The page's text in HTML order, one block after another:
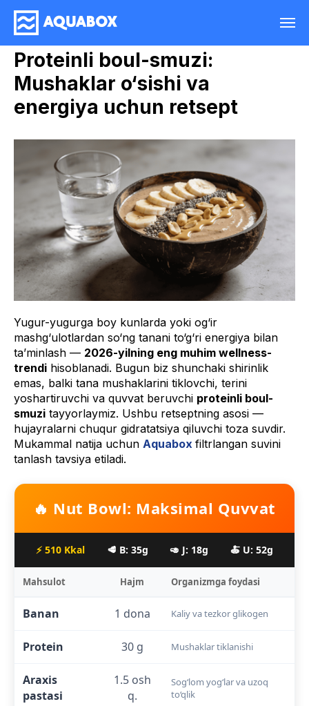
Proteinli boul-smuzi:
Mushaklar o‘sishi va
energiya uchun retsept
Yugur-yugurga boy kunlarda yoki og‘ir
mashg‘ulotlardan so‘ng tanani to‘g‘ri energiya bilan
ta’minlash — 2026-yilning eng muhim wellness-
trendi hisoblanadi. Bugun biz shunchaki shirinlik
emas, balki tana mushaklarini tiklovchi, terini
yoshartiruvchi va quvvat beruvchi proteinli boul-
smuzi tayyorlaymiz. Ushbu retseptning asosi —
hujayralarni chuqur gidratatsiya qiluvchi toza suvdir.
Mukammal natija uchun Aquabox filtrlangan suvini
tanlash tavsiya etiladi.
🔥 Nut Bowl: Maksimal Quvvat
⚡ 510 Kkal 🥩 B: 35g 🥑 J: 18g 🍝 U: 52g
Mahsulot Hajm Organizmga foydasi
Banan 1 dona Kaliy va tezkor glikogen
Protein 30 g Mushaklar tiklanishi
Araxis
pastasi
1.5 osh
q.
Sog‘lom yog‘lar va uzoq
to‘qlik